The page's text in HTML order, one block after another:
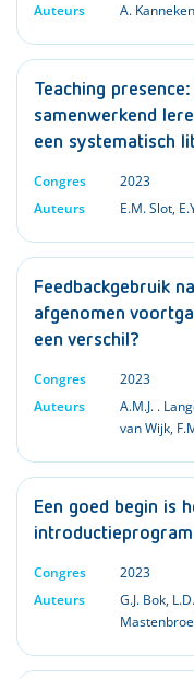
Auteurs
A.
Teaching
samenwerkend
een systematisch
Congres
2023
Auteurs
E.M. Slot,
Feedbackgebruik
afgenomen
een verschil?
Congres
2023
Auteurs
A.M.J. .
van Wijk,
Een goed begin is
Congres
2023
Auteurs
G.J. Bok,